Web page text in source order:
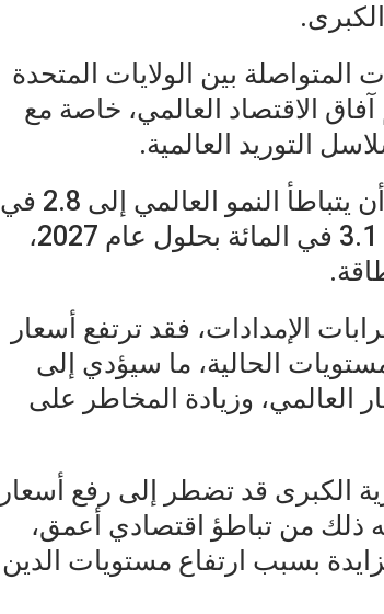
بين الولايات المتحدة
الاقتصاد العالمي، خاصة مع
التوريد العالمية.
وفي السيناريو الأساسي، تتوقع المنظمة أن يتباطأ النمو العالمي إلى 2.8 في
المائة هذا العام قبل أن يرتفع تدريجياً إلى 3.1 في المائة بحلول عام 2027،
الإمدادات، فقد ترتفع أسعار
مقارنة بالمستويات الحالية، ما سيؤدي إلى
العالمي، وزيادة المخاطر على
الكبرى قد تضطر إلى رفع أسعار
ذلك من تباطؤ اقتصادي أعمق،
بسبب ارتفاع مستويات الدين